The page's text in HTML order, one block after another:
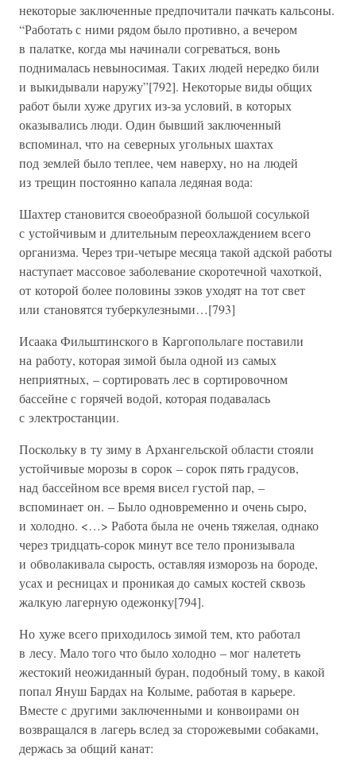
некоторые заключенные предпочитали пачкать кальсоны.
“Работать с ними рядом было противно, а вечером
в палатке, когда мы начинали согреваться, вонь
поднималась невыносимая. Таких людей нередко били
и выкидывали наружу”[792]. Некоторые виды общих
работ были хуже других из-за условий, в которых
оказывались люди. Один бывший заключенный
вспоминал, что на северных угольных шахтах
под землей было теплее, чем наверху, но на людей
из трещин постоянно капала ледяная вода:
Шахтер становится своеобразной большой сосулькой
с устойчивым и длительным переохлаждением всего
организма. Через три-четыре месяца такой адской работы
наступает массовое заболевание скоротечной чахоткой,
от которой более половины зэков уходят на тот свет
или становятся туберкулезными…[793]
Исаака Фильштинского в Каргопольлаге поставили
на работу, которая зимой была одной из самых
неприятных, – сортировать лес в сортировочном
бассейне с горячей водой, которая подавалась
с электростанции.
Поскольку в ту зиму в Архангельской области стояли
устойчивые морозы в сорок – сорок пять градусов,
над бассейном все время висел густой пар, –
вспоминает он. – Было одновременно и очень сыро,
и холодно. <…> Работа была не очень тяжелая, однако
через тридцать-сорок минут все тело пронизывала
и обволакивала сырость, оставляя изморозь на бороде,
усах и ресницах и проникая до самых костей сквозь
жалкую лагерную одежонку[794].
Но хуже всего приходилось зимой тем, кто работал
в лесу. Мало того что было холодно – мог налететь
жестокий неожиданный буран, подобный тому, в какой
попал Януш Бардах на Колыме, работая в карьере.
Вместе с другими заключенными и конвоирами он
возвращался в лагерь вслед за сторожевыми собаками,
держась за общий канат: